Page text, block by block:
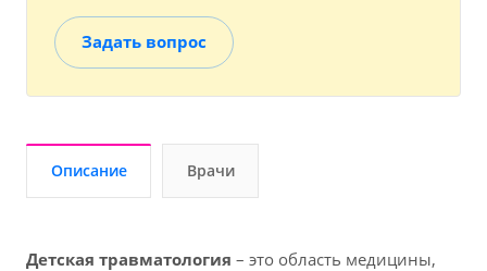
Задать вопрос
Описание Врачи
Детская травматология – это область медицины,